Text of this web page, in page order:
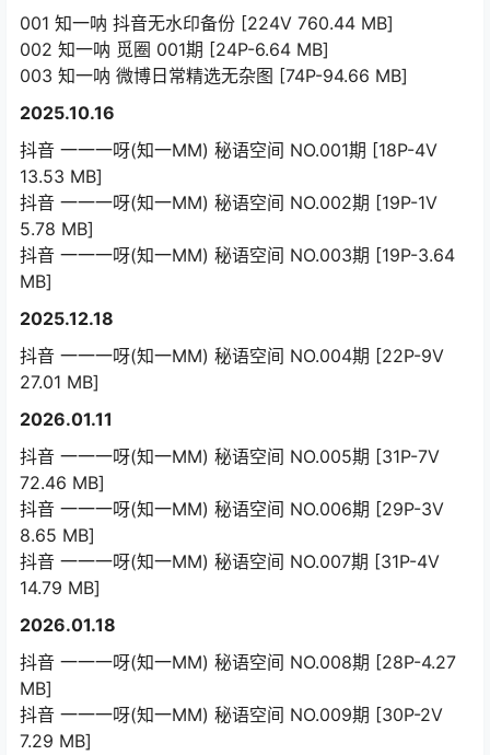
001 知一呐 抖音无水印备份 [224V 760.44 MB]
002 知一呐 觅圈 001期 [24P-6.64 MB]
003 知一呐 微博日常精选无杂图 [74P-94.66 MB]
2025.10.16
抖音 一一一呀(知一MM) 秘语空间 NO.001期 [18P-4V
13.53 MB]
抖音 一一一呀(知一MM) 秘语空间 NO.002期 [19P-1V
5.78 MB]
抖音 一一一呀(知一MM) 秘语空间 NO.003期 [19P-3.64
MB]
2025.12.18
抖音 一一一呀(知一MM) 秘语空间 NO.004期 [22P-9V
27.01 MB]
2026.01.11
抖音 一一一呀(知一MM) 秘语空间 NO.005期 [31P-7V
72.46 MB]
抖音 一一一呀(知一MM) 秘语空间 NO.006期 [29P-3V
8.65 MB]
抖音 一一一呀(知一MM) 秘语空间 NO.007期 [31P-4V
14.79 MB]
2026.01.18
抖音 一一一呀(知一MM) 秘语空间 NO.008期 [28P-4.27
MB]
抖音 一一一呀(知一MM) 秘语空间 NO.009期 [30P-2V
7.29 MB]